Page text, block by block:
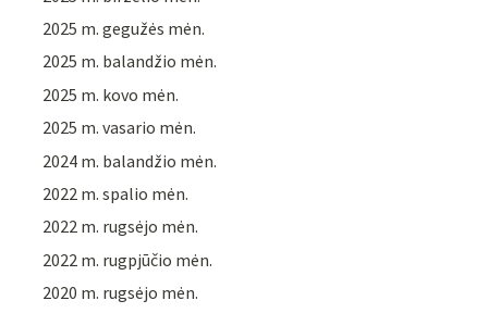
2025 m. gegužės mėn.
2025 m. balandžio mėn.
2025 m. kovo mėn.
2025 m. vasario mėn.
2024 m. balandžio mėn.
2022 m. spalio mėn.
2022 m. rugsėjo mėn.
2022 m. rugpjūčio mėn.
2020 m. rugsėjo mėn.